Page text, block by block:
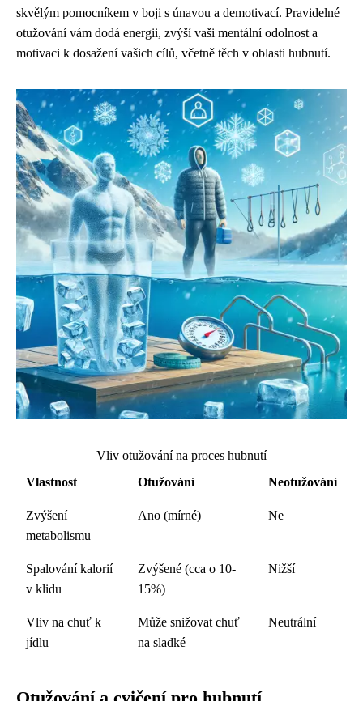
skvělým pomocníkem v boji s únavou a demotivací. Pravidelné
otužování vám dodá energii, zvýší vaši mentální odolnost a
motivaci k dosažení vašich cílů, včetně těch v oblasti hubnutí.
Vliv otužování na proces hubnutí
Vlastnost
Otužování Neotužování
Zvýšení
metabolismu
Ano (mírné) Ne
Spalování kalorií
v klidu
Zvýšené (cca o 10-
15%)
Nižší
Vliv na chuť k
jídlu
Může snižovat chuť
na sladké
Neutrální